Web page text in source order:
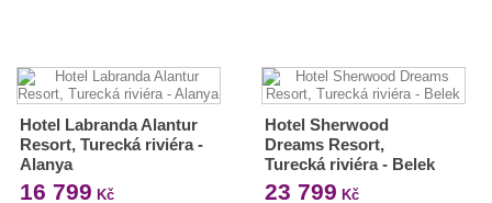
Hotel Labranda Alantur
Resort, Turecká riviéra -
Alanya
16 799 Kč
Hotel Sherwood
Dreams Resort,
Turecká riviéra - Belek
23 799 Kč